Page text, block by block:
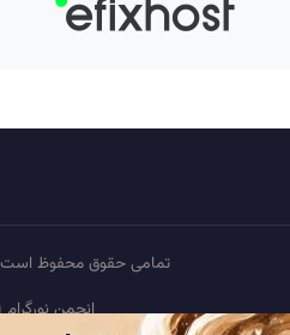
تمامی حقوق محفوظ است ©
انجمن نورگرام